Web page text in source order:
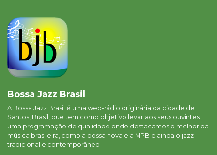
Bossa Jazz Brasil
A Bossa Jazz Brasil é uma web-rádio originária da cidade de
Santos, Brasil, que tem como objetivo levar aos seus ouvintes
uma programação de qualidade onde destacamos o melhor da
música brasileira, como a bossa nova e a MPB e ainda o jazz
tradicional e contemporâneo